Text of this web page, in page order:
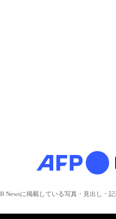
Newsに掲載している写真・見出し・